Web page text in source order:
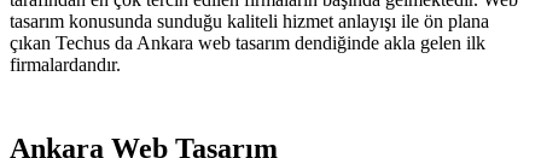
tasarım konusunda sunduğu kaliteli hizmet anlayışı ile ön plana
çıkan Techus da Ankara web tasarım dendiğinde akla gelen ilk
firmalardandır.
Ankara Web Tasarım